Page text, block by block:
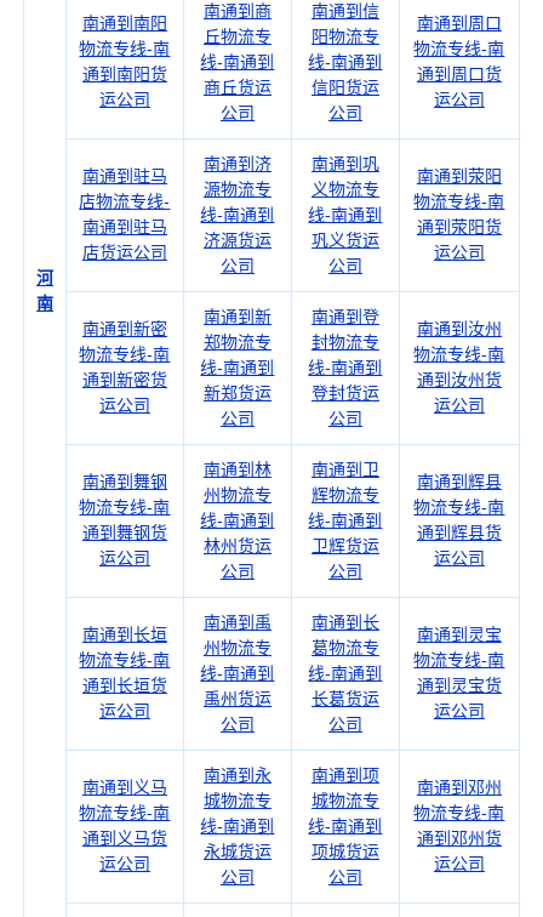
河
南
南通到南阳
物流专线-南
通到南阳货
运公司
南通到商
丘物流专
线-南通到
商丘货运
公司
南通到信
阳物流专
线-南通到
信阳货运
公司
南通到周口
物流专线-南
通到周口货
运公司
南通到驻马
店物流专线-
南通到驻马
店货运公司
南通到济
源物流专
线-南通到
济源货运
公司
南通到巩
义物流专
线-南通到
巩义货运
公司
南通到荥阳
物流专线-南
通到荥阳货
运公司
南通到新密
物流专线-南
通到新密货
运公司
南通到新
郑物流专
线-南通到
新郑货运
公司
南通到登
封物流专
线-南通到
登封货运
公司
南通到汝州
物流专线-南
通到汝州货
运公司
南通到舞钢
物流专线-南
通到舞钢货
运公司
南通到林
州物流专
线-南通到
林州货运
公司
南通到卫
辉物流专
线-南通到
卫辉货运
公司
南通到辉县
物流专线-南
通到辉县货
运公司
南通到长垣
物流专线-南
通到长垣货
运公司
南通到禹
州物流专
线-南通到
禹州货运
公司
南通到长
葛物流专
线-南通到
长葛货运
公司
南通到灵宝
物流专线-南
通到灵宝货
运公司
南通到义马
物流专线-南
通到义马货
运公司
南通到永
城物流专
线-南通到
永城货运
公司
南通到项
城物流专
线-南通到
项城货运
公司
南通到邓州
物流专线-南
通到邓州货
运公司